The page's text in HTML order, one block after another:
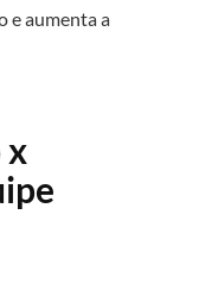
e aumenta a
x